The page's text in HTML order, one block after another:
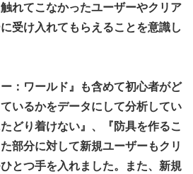
れてこなかったユーザーやクリア
受け入れてもらえることを意識し
：ワールド』も含めて初心者がど
いるかをデータにして分析してい
どり着けない』、『防具を作るこ
部分に対して新規ユーザーもクリ
とつ手を入れました。また、新規